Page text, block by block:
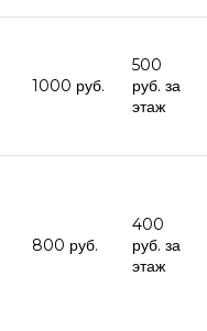
1000 руб.
500
руб. за
этаж
800 руб.
400
руб. за
этаж